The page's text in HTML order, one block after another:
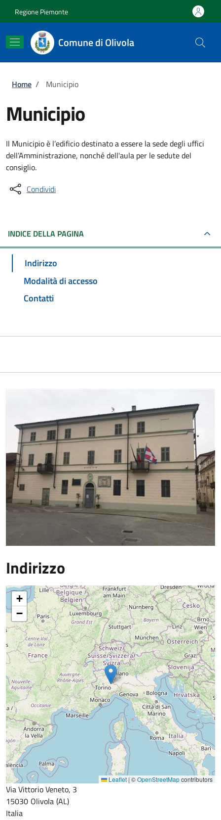
Regione Piemonte
Comune di Olivola
Briciole di pane
Home / Municipio
Municipio
Il Municipio è l’edificio destinato a essere la sede degli uffici
dell’Amministrazione, nonché dell'aula per le sedute del
consiglio.
Condividi
INDICE DELLA PAGINA
Indirizzo
Modalità di accesso
Contatti
Indirizzo
+
−
Leaflet | ©OpenStreetMapcontributors
Via Vittorio Veneto, 3
15030 Olivola AL
Italia